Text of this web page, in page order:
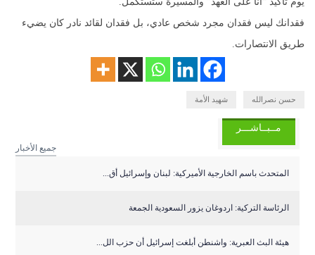
فقدانك ليس فقدان مجرد شخص عادي، بل فقدان لقائد نادر كان يضيء
طريق الانتصارات.
حسن نصرالله شهيد الأمة
مــبــاشـــر
جميع الأخبار
المتحدث باسم الخارجية الأميركية: لبنان وإسرائيل أق...
الرئاسة التركية: اردوغان يزور السعودية الجمعة
هيئة البث العبرية: واشنطن أبلغت إسرائيل أن حزب الل...